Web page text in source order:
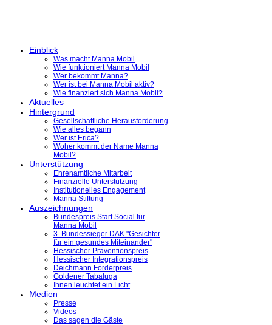
Einblick
Was macht Manna Mobil
Wie funktioniert Manna Mobil
Wer bekommt Manna?
Wer ist bei Manna Mobil aktiv?
Wie finanziert sich Manna Mobil?
Aktuelles
Hintergrund
Gesellschaftliche Herausforderung
Wie alles begann
Wer ist Erica?
Woher kommt der Name Manna
Mobil?
Unterstützung
Ehrenamtliche Mitarbeit
Finanzielle Unterstützung
Institutionelles Engagement
Manna Stiftung
Auszeichnungen
Bundespreis Start Social für
Manna Mobil
3. Bundessieger DAK "Gesichter
für ein gesundes Miteinander"
Hessischer Präventionspreis
Hessischer Integrationspreis
Deichmann Förderpreis
Goldener Tabaluga
Ihnen leuchtet ein Licht
Medien
Presse
Videos
Das sagen die Gäste